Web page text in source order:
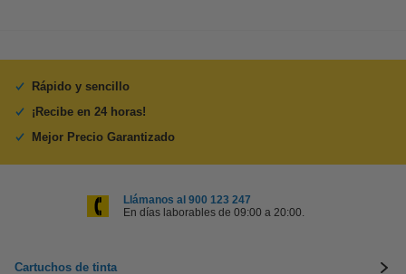
Rápido y sencillo
¡Recibe en 24 horas!
Mejor Precio Garantizado
Llámanos al 900 123 247
En días laborables de 09:00 a 20:00.
Cartuchos de tinta